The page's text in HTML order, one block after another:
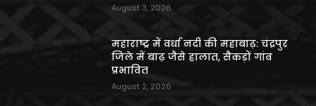
August 3, 2026
महाराष्ट्र में वर्धा नदी की महाबाढ़: चंद्रपुर
जिले में बाढ़ जैसे हालात, सैकड़ों गांव
प्रभावित
August 2, 2026